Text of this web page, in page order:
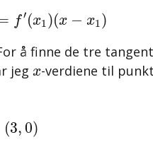
f′(x1)(x − x1)
(x1 (x−
å finne de tre
jegx
x-verdiene til
(3,0)